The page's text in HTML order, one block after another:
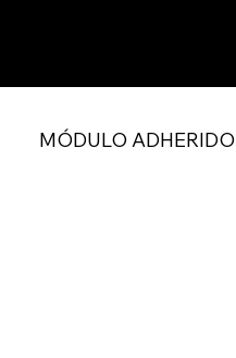
MÓDULO ADHERIDO